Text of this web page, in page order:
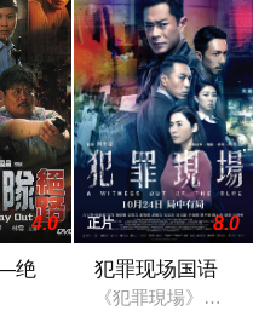
事件开始，负责调查的警官
4.0
绝
正片 8.0
犯罪现场国语
《犯罪現場》以